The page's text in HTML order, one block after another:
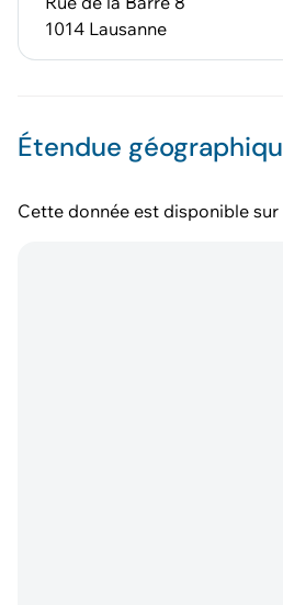
1014 Lausanne
Étendue
Cette donnée est disponible sur